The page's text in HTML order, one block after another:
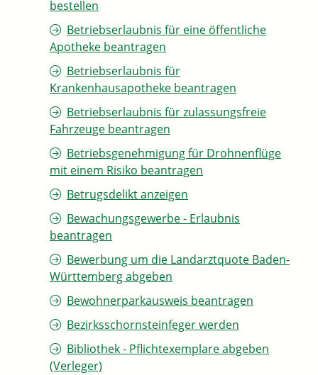
bestellen
Betriebserlaubnis für eine öffentliche
Apotheke beantragen
Betriebserlaubnis für
Krankenhausapotheke beantragen
Betriebserlaubnis für zulassungsfreie
Fahrzeuge beantragen
Betriebsgenehmigung für Drohnenflüge
mit einem Risiko beantragen
Betrugsdelikt anzeigen
Bewachungsgewerbe - Erlaubnis
beantragen
Bewerbung um die Landarztquote Baden-
Württemberg abgeben
Bewohnerparkausweis beantragen
Bezirksschornsteinfeger werden
Bibliothek - Pflichtexemplare abgeben
(Verleger)